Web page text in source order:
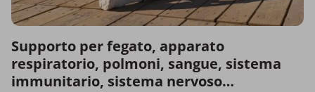
Supporto per fegato, apparato
respiratorio, polmoni, sangue, sistema
immunitario, sistema nervoso…